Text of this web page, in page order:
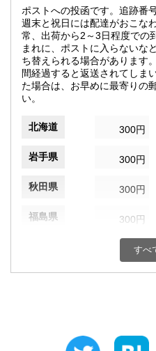
ポストへの投函です。追跡番
週末と祝日には配達がおこな
常、出荷から2～3日程度での
まれに、ポストに入らないな
ち替えられる場合があります
間経過すると返送されてしま
た場合は、お早めに最寄りの
い。
北海道 300円
岩手県 300円
秋田県 300円
福島県 300円
300円
埼玉県
300円
すべ